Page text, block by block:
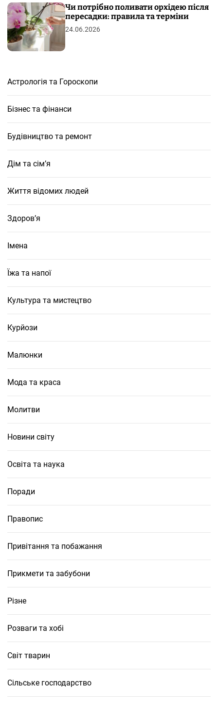
Чи потрібно поливати орхідею після
пересадки: правила та терміни
24.06.2026
Астрологія та Гороскопи
Бізнес та фінанси
Будівництво та ремонт
Дім та сім’я
Життя відомих людей
Здоров’я
Імена
Їжа та напої
Культура та мистецтво
Курйози
Малюнки
Мода та краса
Молитви
Новини світу
Освіта та наука
Поради
Правопис
Привітання та побажання
Прикмети та забубони
Різне
Розваги та хобі
Світ тварин
Сільське господарство